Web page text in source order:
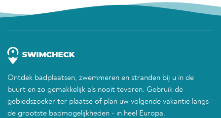
Ontdek badplaatsen, zwemmeren en stranden bij u in de
buurt en zo gemakkelijk als nooit tevoren. Gebruik de
gebiedszoeker ter plaatse of plan uw volgende vakantie langs
de grootste badmogelijkheden - in heel Europa.